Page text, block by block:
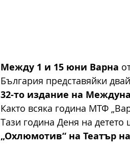
Между 1 и 15 юни Варна
България представяйки
32-то издание на
Както всяка година МТФ
Тази година Деня на
„Охлюмотив“ на Театър